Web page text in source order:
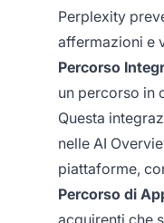
Perplexity
affermazioni e
Percorso
un percorso in
Questa
nelle AI
piattaforme,
Percorso di
acquirenti che